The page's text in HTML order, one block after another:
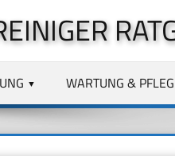
WARTUNG &